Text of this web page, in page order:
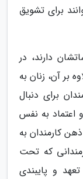
برای تشویق
دارند، در
بر آن، زنان به
برای دنبال
اعتماد به نفس
کارمندان به
که تحت
و پایبندی